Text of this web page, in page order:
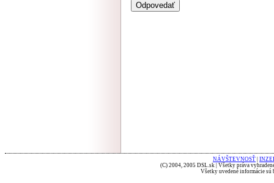
NÁVŠTEVNOSŤ
(C) 2004, 2005 DSL.sk | Všetky práva
Všetky uvedené informácie sú